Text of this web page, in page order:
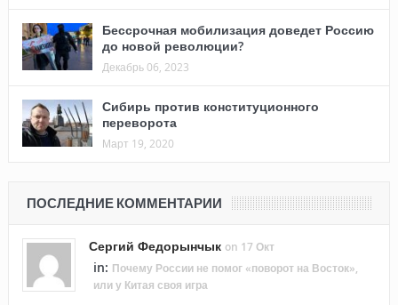
Бессрочная мобилизация доведет Россию
до новой революции?
Декабрь 06, 2023
Сибирь против конституционного
переворота
Март 19, 2020
ПОСЛЕДНИЕ КОММЕНТАРИИ
Сергий Федорынчык on 17 Окт
in: Почему России не помог «поворот на Восток»,
или у Китая своя игра